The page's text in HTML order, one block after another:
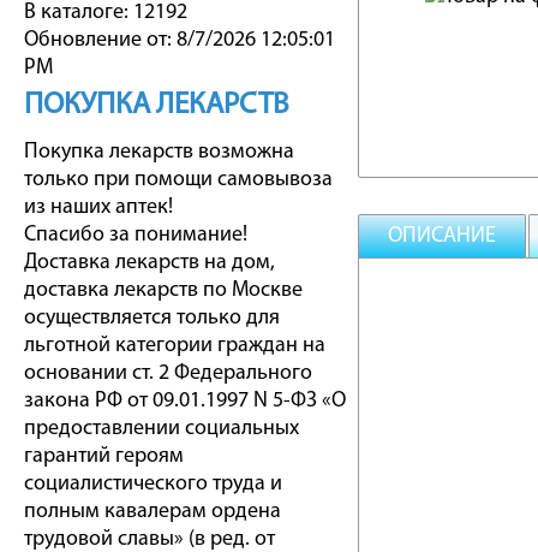
В каталоге: 12192
Обновление от: 8/7/2026 12:05:01
PM
ПОКУПКА ЛЕКАРСТВ
Покупка лекарств возможна
только при помощи самовывоза
из наших аптек!
Спасибо за понимание!
Доставка лекарств на дом,
доставка лекарств по Москве
осуществляется только для
льготной категории граждан на
основании ст. 2 Федерального
закона РФ от 09.01.1997 N 5-ФЗ «О
предоставлении социальных
гарантий героям
социалистического труда и
полным кавалерам ордена
трудовой славы» (в ред. от
ОПИСАНИЕ